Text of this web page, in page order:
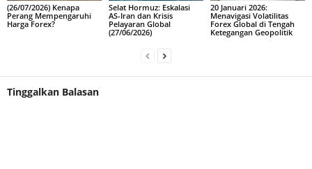
(26/07/2026) Kenapa
Perang Mempengaruhi
Harga Forex?
Selat Hormuz: Eskalasi
AS-Iran dan Krisis
Pelayaran Global
(27/06/2026)
20 Januari 2026:
Menavigasi Volatilitas
Forex Global di Tengah
Ketegangan Geopolitik
Tinggalkan Balasan